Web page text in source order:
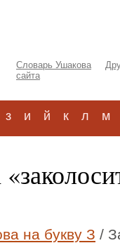
Словарь Ушакова
сайта
з и й к л м
на букву З /